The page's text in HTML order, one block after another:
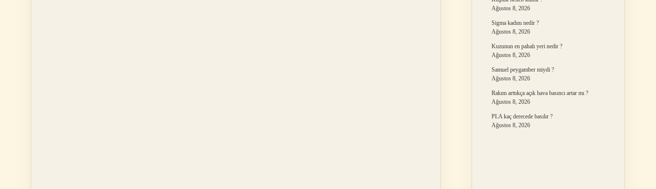
Ağustos 8, 2026
Sigma kadını nedir ?
Ağustos 8, 2026
Kuzunun en pahalı yeri nedir ?
Ağustos 8, 2026
Samuel peygamber miydi ?
Ağustos 8, 2026
Rakım arttıkça açık hava basıncı artar mı ?
Ağustos 8, 2026
PLA kaç derecede basılır ?
Ağustos 8, 2026